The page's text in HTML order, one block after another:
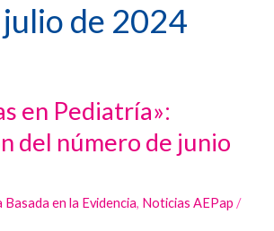
de 2024
en Pediatría»:
del número de junio
en la Evidencia, Noticias AEPap /